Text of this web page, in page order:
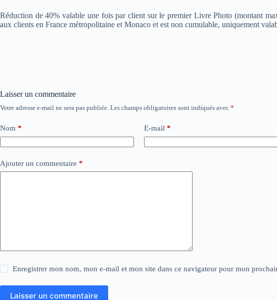
Réduction de 40% valable une fois par client sur le premier Livre Photo (montant
aux clients en France métropolitaine et Monaco et est non cumulable, uniquement
Laisser un commentaire
Votre adresse e-mail ne sera pas publiée. Les champs obligatoires sont indiqués avec *
Nom * E-mail *
Ajouter un commentaire *
Enregistrer mon nom, mon e-mail et mon site dans ce navigateur pour mon
Laisser un commentaire